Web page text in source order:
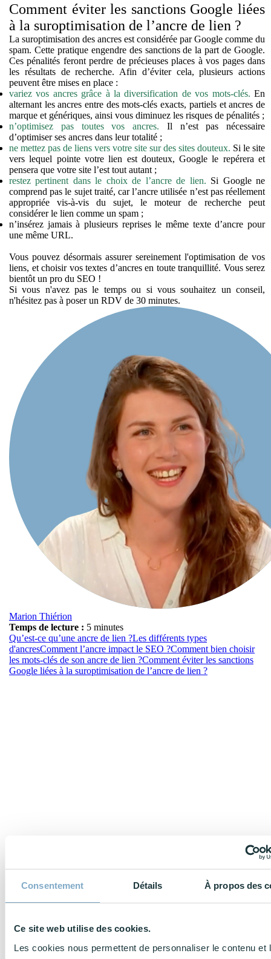
Consentement Détails À propos des
Ce site web utilise des cookies.
Les cookies nous permettent de personnaliser le contenu et
Comment éviter les sanctions Google liées
à la suroptimisation de l’ancre de lien ?
La suroptimisation des ancres est considérée par Google comme du
spam. Cette pratique engendre des sanctions de la part de Google.
Ces pénalités feront perdre de précieuses places à vos pages dans
les résultats de recherche. Afin d’éviter cela, plusieurs actions
peuvent être mises en place :
variez vos ancres grâce à la diversification de vos mots-clés. En
alternant les ancres entre des mots-clés exacts, partiels et ancres de
marque et génériques, ainsi vous diminuez les risques de pénalités ;
n’optimisez pas toutes vos ancres. Il n’est pas nécessaire
d’optimiser ses ancres dans leur totalité ;
ne mettez pas de liens vers votre site sur des sites douteux. Si le site
vers lequel pointe votre lien est douteux, Google le repérera et
pensera que votre site l’est tout autant ;
restez pertinent dans le choix de l’ancre de lien. Si Google ne
comprend pas le sujet traité, car l’ancre utilisée n’est pas réellement
appropriée vis-à-vis du sujet, le moteur de recherche peut
considérer le lien comme un spam ;
n’insérez jamais à plusieurs reprises le même texte d’ancre pour
une même URL.
Vous pouvez désormais assurer sereinement l'optimisation de vos
liens, et choisir vos textes d’ancres en toute tranquillité. Vous serez
bientôt un pro du SEO !
Si vous n'avez pas le temps ou si vous souhaitez un conseil,
n'hésitez pas à poser un RDV de 30 minutes.
Marion Thiérion
Temps de lecture : 5 minutes
Qu’est-ce qu’une ancre de lien ?Les différents types
d'ancresComment l’ancre impact le SEO ?Comment bien choisir
les mots-clés de son ancre de lien ?Comment éviter les sanctions
Google liées à la suroptimisation de l’ancre de lien ?